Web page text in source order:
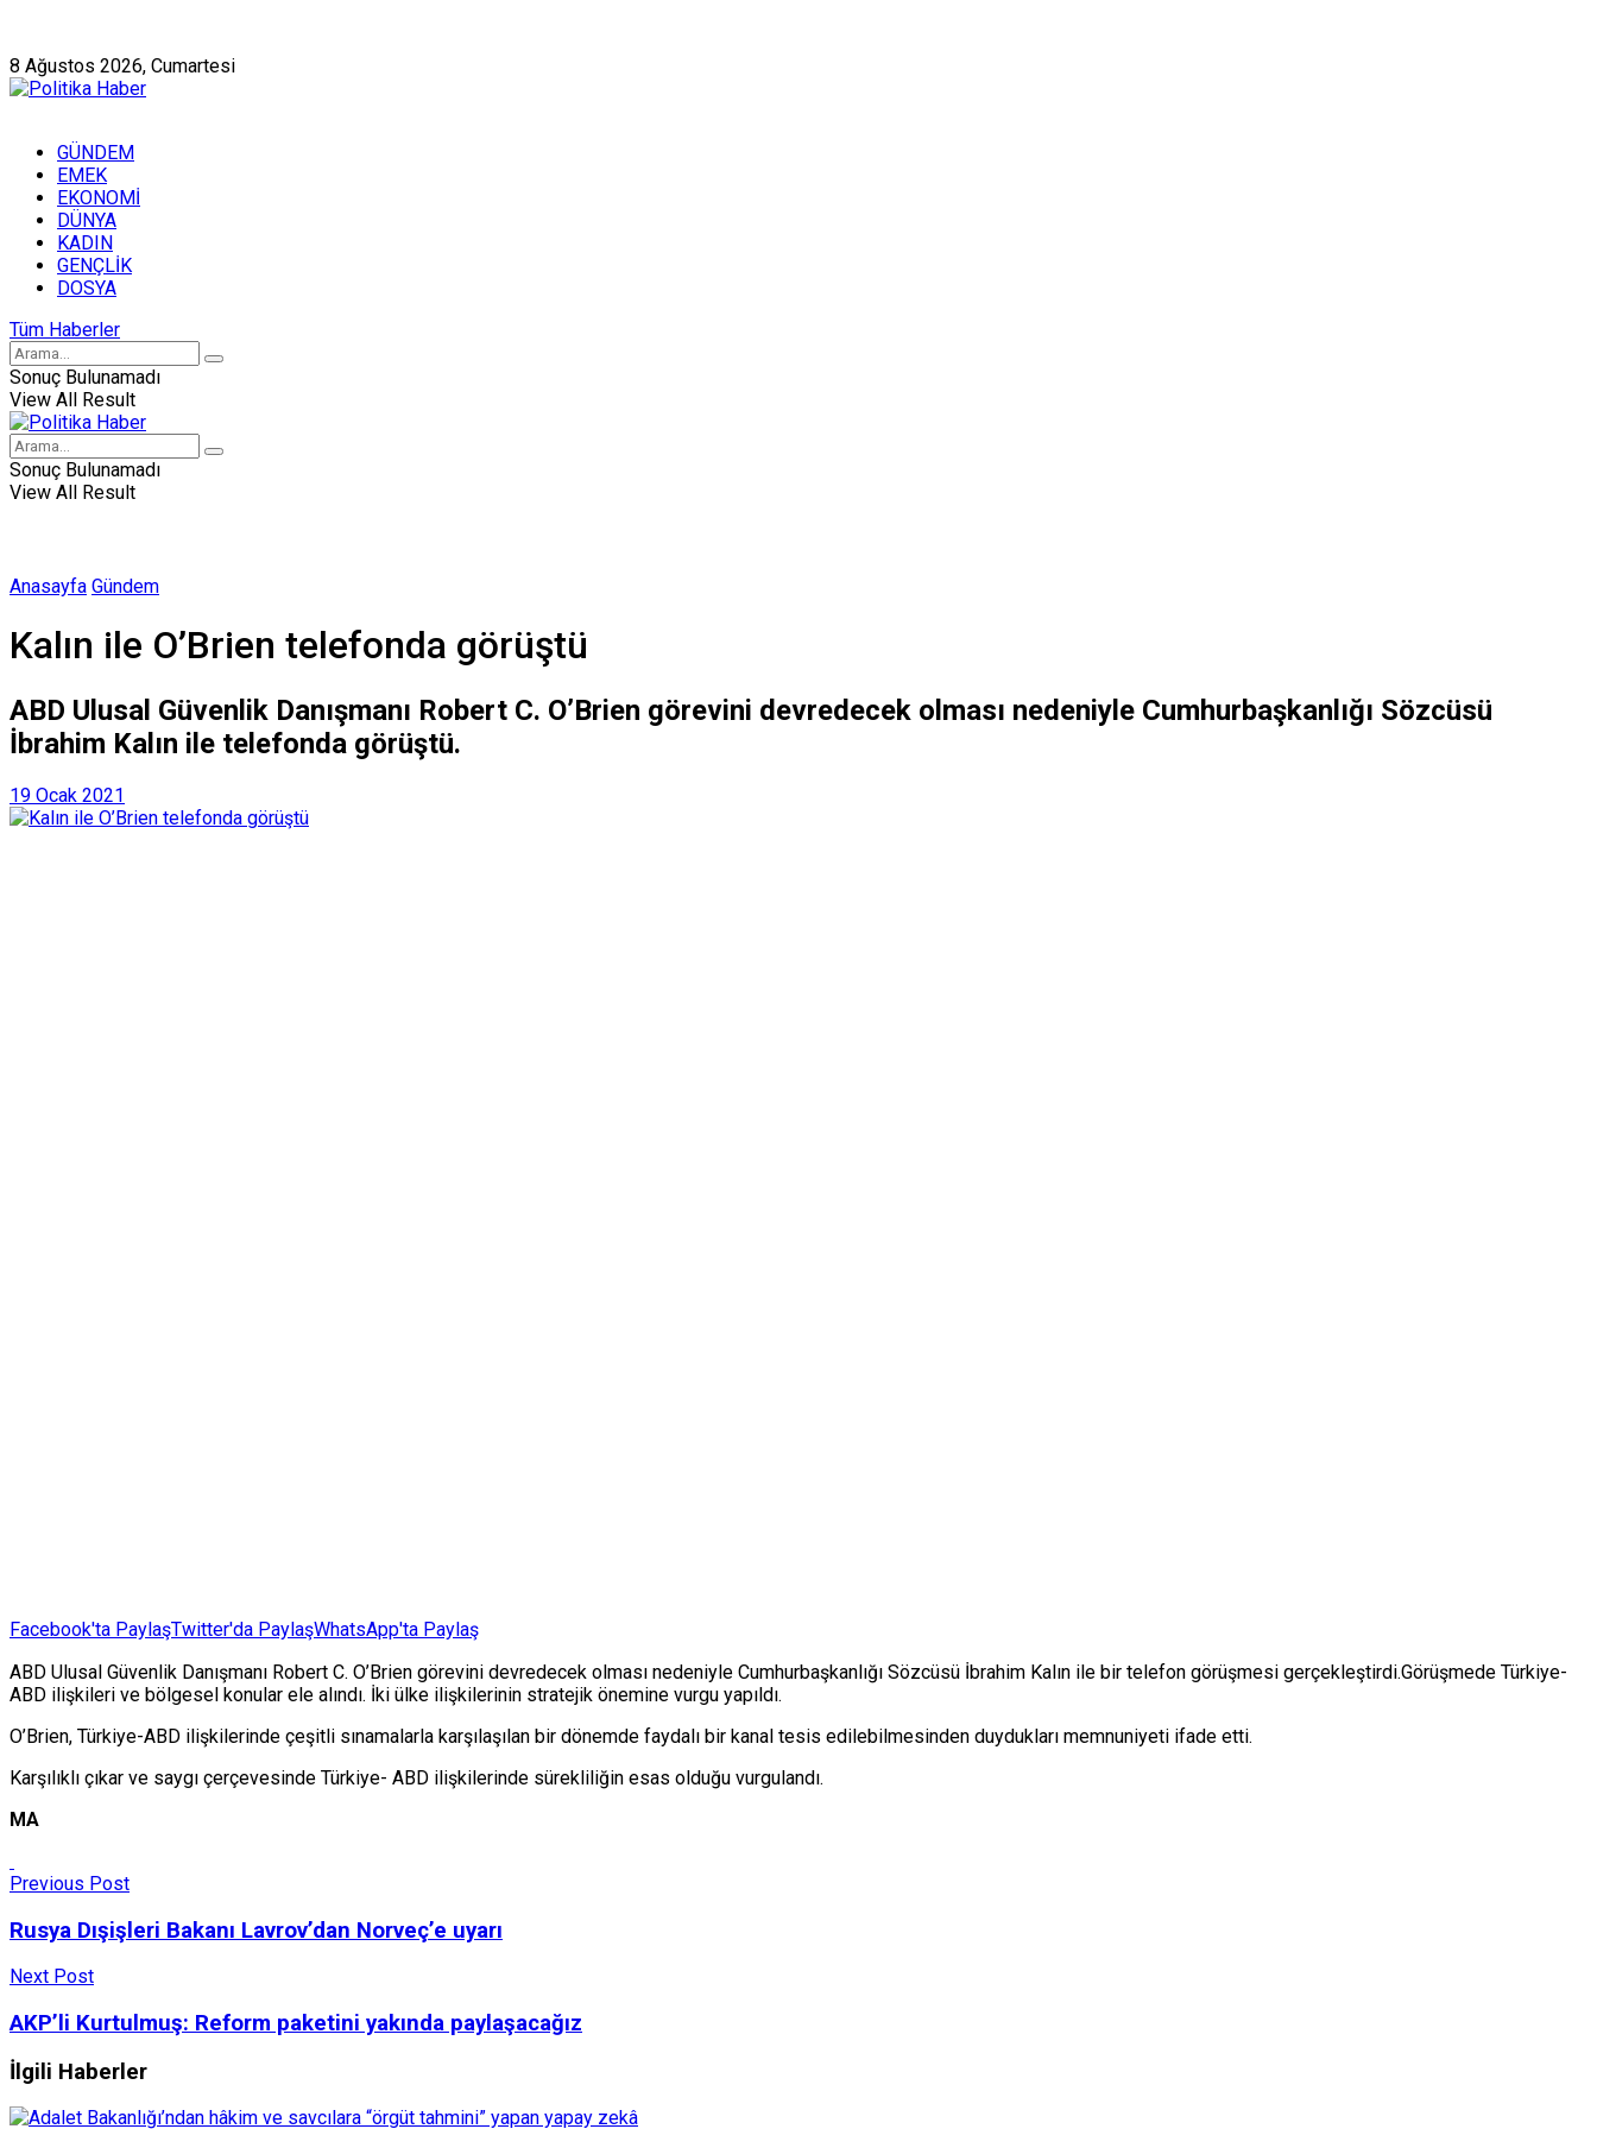
8 Ağustos 2026, Cumartesi
GÜNDEM
EMEK
EKONOMİ
DÜNYA
KADIN
GENÇLİK
DOSYA
Tüm Haberler
Sonuç Bulunamadı
View All Result
Sonuç Bulunamadı
View All Result
Anasayfa Gündem
Kalın ile O’Brien telefonda görüştü
ABD Ulusal Güvenlik Danışmanı Robert C. O’Brien görevini devredecek olması nedeniyle Cumhurbaşkanlığı Sözcüsü
İbrahim Kalın ile telefonda görüştü.
19 Ocak 2021
Facebook'ta PaylaşTwitter'da PaylaşWhatsApp'ta Paylaş
ABD Ulusal Güvenlik Danışmanı Robert C. O’Brien görevini devredecek olması nedeniyle Cumhurbaşkanlığı Sözcüsü İbrahim Kalın ile bir telefon görüşmesi gerçekleştirdi.Görüşmede Türkiye-
ABD ilişkileri ve bölgesel konular ele alındı. İki ülke ilişkilerinin stratejik önemine vurgu yapıldı.
O’Brien, Türkiye-ABD ilişkilerinde çeşitli sınamalarla karşılaşılan bir dönemde faydalı bir kanal tesis edilebilmesinden duydukları memnuniyeti ifade etti.
Karşılıklı çıkar ve saygı çerçevesinde Türkiye- ABD ilişkilerinde sürekliliğin esas olduğu vurgulandı.
MA
Previous Post
Rusya Dışişleri Bakanı Lavrov’dan Norveç’e uyarı
Next Post
AKP’li Kurtulmuş: Reform paketini yakında paylaşacağız
İlgili Haberler